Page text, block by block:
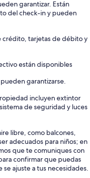
garantizar. Están
del check-in y pueden
crédito, tarjetas de débito y
están disponibles
garantizarse.
incluyen extintor
de seguridad y luces
libre, como balcones,
adecuados para niños; en
que te comuniques con
confirmar que puedas
ajuste a tus necesidades.